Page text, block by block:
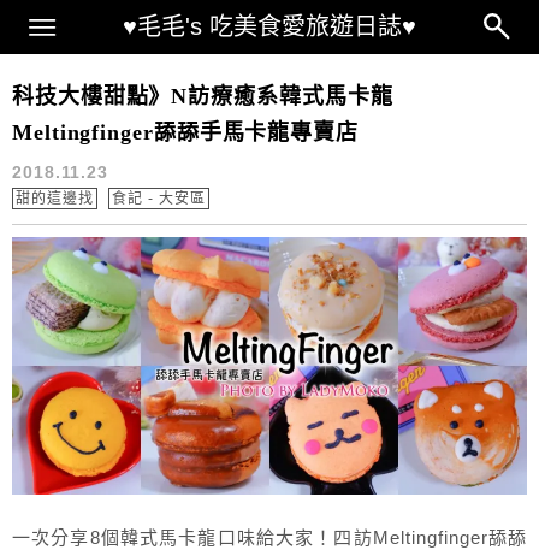
♥毛毛's 吃美食愛旅遊日誌♥
Main Menu
舔舔手馬卡龍專賣店
科技大樓甜點》N訪療癒系韓式馬卡龍
Meltingfinger舔舔手馬卡龍專賣店
2018.11.23
甜的這邊找 食記 - 大安區
一次分享8個韓式馬卡龍口味給大家！四訪Meltingfinger舔舔